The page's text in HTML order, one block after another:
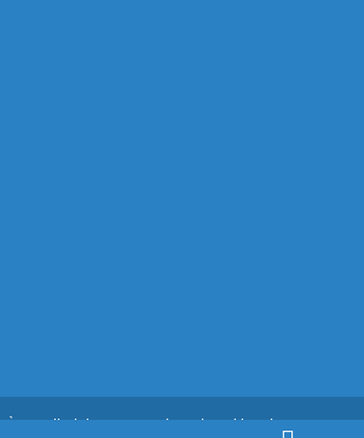
All Rights Reserved. Designed by Nina.vn